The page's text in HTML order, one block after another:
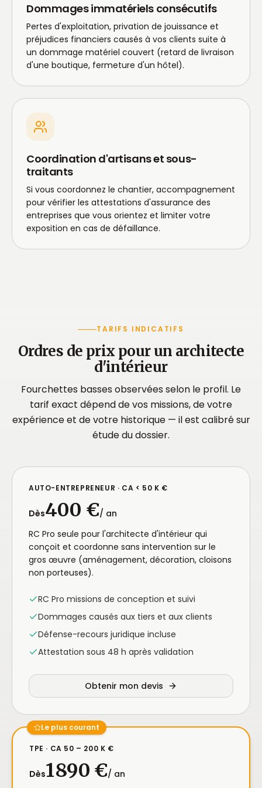
Dommages immatériels consécutifs
Pertes d'exploitation, privation de jouissance et
préjudices financiers causés à vos clients suite à
un dommage matériel couvert (retard de livraison
d'une boutique, fermeture d'un hôtel).
Coordination d'artisans et sous-
traitants
Si vous coordonnez le chantier, accompagnement
pour vérifier les attestations d'assurance des
entreprises que vous orientez et limiter votre
exposition en cas de défaillance.
TARIFS INDICATIFS
Ordres de prix pour un architecte
d'intérieur
Fourchettes basses observées selon le profil. Le
tarif exact dépend de vos missions, de votre
expérience et de votre historique — il est calibré sur
étude du dossier.
AUTO-ENTREPRENEUR · CA < 50 K €
Dès400 €/ an
RC Pro seule pour l'architecte d'intérieur qui
conçoit et coordonne sans intervention sur le
gros œuvre (aménagement, décoration, cloisons
non porteuses).
RC Pro missions de conception et suivi
Dommages causés aux tiers et aux clients
Défense-recours juridique incluse
Attestation sous 48 h après validation
Obtenir mon devis
Le plus courant
TPE · CA 50 – 200 K €
Dès1 890 €/ an